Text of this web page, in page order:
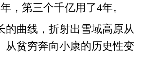
，第三个千亿用了4年。
曲线，折射出雪域高原从
从贫穷奔向小康的历史性变